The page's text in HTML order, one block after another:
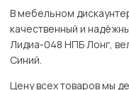
В мебельном
качественный и
Лидиа-048 НПБ Лонг,
Синий.
Цену всех товаров мы